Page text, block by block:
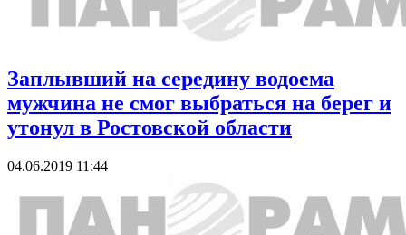
Заплывший на середину водоема
мужчина не смог выбраться на берег и
утонул в Ростовской области
04.06.2019 11:44